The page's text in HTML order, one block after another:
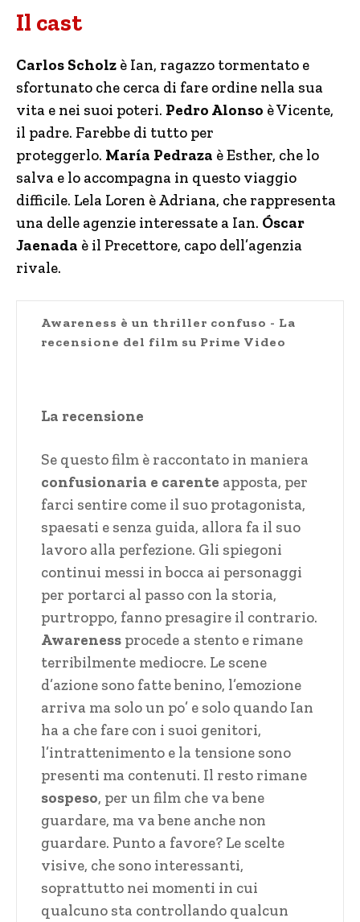
Il cast
Carlos Scholz è Ian, ragazzo tormentato e
sfortunato che cerca di fare ordine nella sua
vita e nei suoi poteri. Pedro Alonso è Vicente,
il padre. Farebbe di tutto per
proteggerlo. María Pedraza è Esther, che lo
salva e lo accompagna in questo viaggio
difficile. Lela Loren è Adriana, che rappresenta
una delle agenzie interessate a Ian. Óscar
Jaenada è il Precettore, capo dell’agenzia
rivale.
Awareness è un thriller confuso - La
recensione del film su Prime Video
La recensione
Se questo film è raccontato in maniera
confusionaria e carente apposta, per
farci sentire come il suo protagonista,
spaesati e senza guida, allora fa il suo
lavoro alla perfezione. Gli spiegoni
continui messi in bocca ai personaggi
per portarci al passo con la storia,
purtroppo, fanno presagire il contrario.
Awareness procede a stento e rimane
terribilmente mediocre. Le scene
d’azione sono fatte benino, l’emozione
arriva ma solo un po’ e solo quando Ian
ha a che fare con i suoi genitori,
l’intrattenimento e la tensione sono
presenti ma contenuti. Il resto rimane
sospeso, per un film che va bene
guardare, ma va bene anche non
guardare. Punto a favore? Le scelte
visive, che sono interessanti,
soprattutto nei momenti in cui
qualcuno sta controllando qualcun